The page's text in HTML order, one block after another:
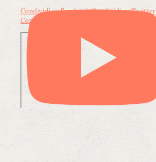
Condividi su FacebookCondividi su Twitter
Condividi su LinkedIn